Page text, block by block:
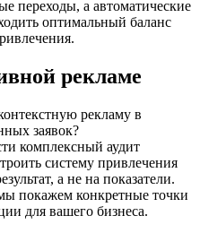
переходы, а автоматические
оптимальный баланс
рекламе
рекламу в
заявок?
комплексный аудит
систему привлечения
а не на показатели.
покажем конкретные точки
для вашего бизнеса.